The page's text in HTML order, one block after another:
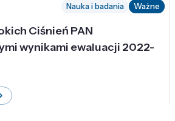
Nauka i badania Ważne
Ciśnień PAN
wynikami ewaluacji 2022-